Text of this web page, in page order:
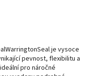
je vysoce
pevnost, flexibilitu a
pro náročné